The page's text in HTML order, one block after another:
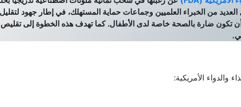
قبل العديد من الخبراء العلميين وجماعات حماية المستهلك، في إطار جهود لتقليل
أن تكون ضارة بالصحة خاصة لدى الأطفال. كما تهدف هذه الخطوة إلى تقليص
والدواء الأمريكية: